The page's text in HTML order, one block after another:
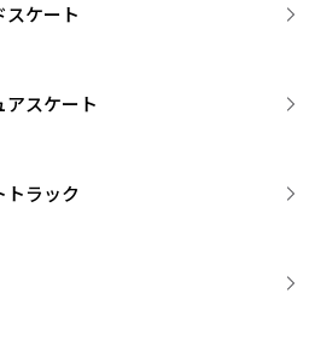
スケート
アスケート
トラック